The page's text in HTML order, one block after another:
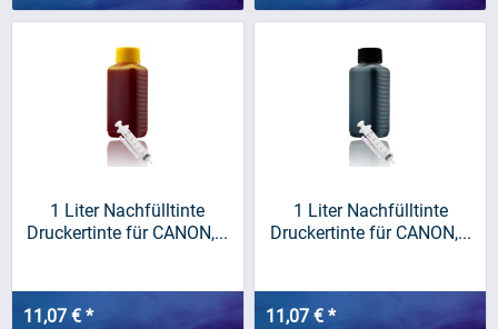
1 Liter Nachfülltinte
Druckertinte für CANON,...
11,07 € *
1 Liter Nachfülltinte
Druckertinte für CANON,...
11,07 € *